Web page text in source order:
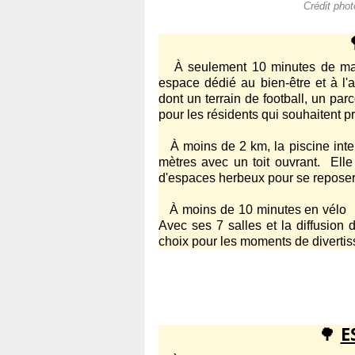
Crédit
À seulement 10 minutes de
espace dédié au bien-être et à
dont un terrain de football, un
pour les résidents qui souhaitent
À moins de 2 km, la piscine
mètres avec un toit ouvrant.
d'espaces herbeux pour se
À moins de 10 minutes en vélo
Avec ses 7 salles et la diffusion
choix pour les moments de
🌳